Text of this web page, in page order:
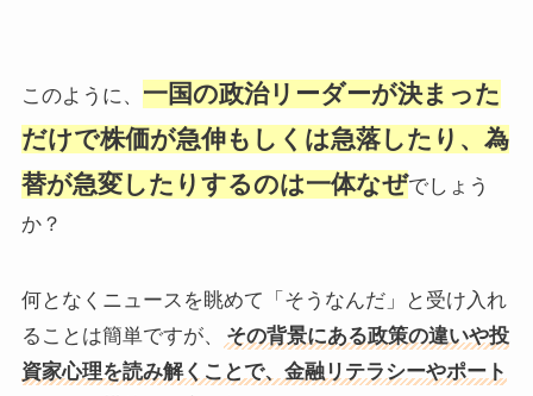
このように、 一国の政治リーダーが決まった
だけで株価が急伸もしくは急落したり、為
替が急変したりするのは一体なぜでしょう
か？
何となくニュースを眺めて「そうなんだ」と受け入れ
ることは簡単ですが、
その背景にある政策の違いや投
資家心理を読み解くことで、金融リテラシーやポート